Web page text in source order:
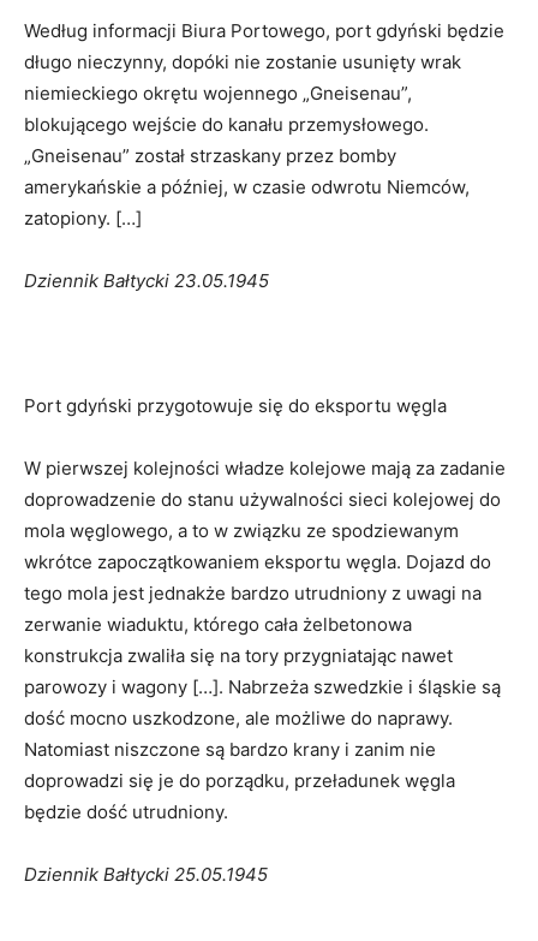
Według informacji Biura Portowego, port gdyński będzie
długo nieczynny, dopóki nie zostanie usunięty wrak
niemieckiego okrętu wojennego „Gneisenau”,
blokującego wejście do kanału przemysłowego.
„Gneisenau” został strzaskany przez bomby
amerykańskie a później, w czasie odwrotu Niemców,
zatopiony. […]
Dziennik Bałtycki 23.05.1945
Port gdyński przygotowuje się do eksportu węgla
W pierwszej kolejności władze kolejowe mają za zadanie
doprowadzenie do stanu używalności sieci kolejowej do
mola węglowego, a to w związku ze spodziewanym
wkrótce zapoczątkowaniem eksportu węgla. Dojazd do
tego mola jest jednakże bardzo utrudniony z uwagi na
zerwanie wiaduktu, którego cała żelbetonowa
konstrukcja zwaliła się na tory przygniatając nawet
parowozy i wagony […]. Nabrzeża szwedzkie i śląskie są
dość mocno uszkodzone, ale możliwe do naprawy.
Natomiast niszczone są bardzo krany i zanim nie
doprowadzi się je do porządku, przeładunek węgla
będzie dość utrudniony.
Dziennik Bałtycki 25.05.1945